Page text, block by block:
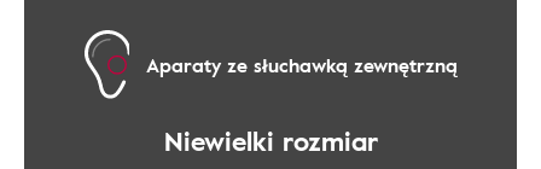
Aparaty ze słuchawką zewnętrzną
Niewielki rozmiar